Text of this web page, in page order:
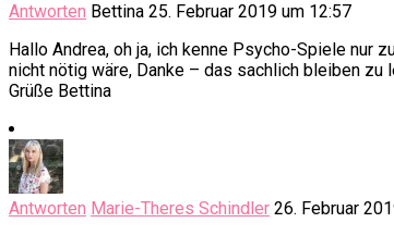
Antworten Bettina 25. Februar 2019 um 12:57
Hallo Andrea, oh ja, ich kenne Psycho-Spiele nur
nicht nötig wäre, Danke – das sachlich bleiben
Grüße Bettina
Antworten Marie-Theres Schindler 26. Februar